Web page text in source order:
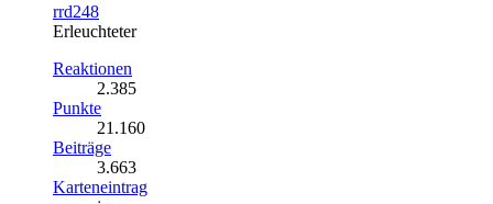
rrd248
Erleuchteter
Reaktionen
2.385
Punkte
21.160
Beiträge
3.663
Karteneintrag